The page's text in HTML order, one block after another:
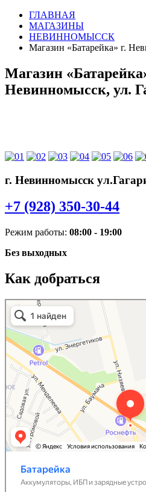
ГЛАВНАЯ
МАГАЗИНЫ
НЕВИННОМЫССК
Магазин «Батарейка» г.
Магазин
Невинномысск, ул.
г. Невинномысск
+7 (928) 350-30-44
Режим работы: 08:00 - 19:00
Без выходных
Как добраться
Аккумуляторы и зарядные устройства в